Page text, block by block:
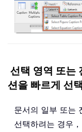
선택 영역 또는
션을 빠르게 선
문서의 일부 또는
선택하려는 경우